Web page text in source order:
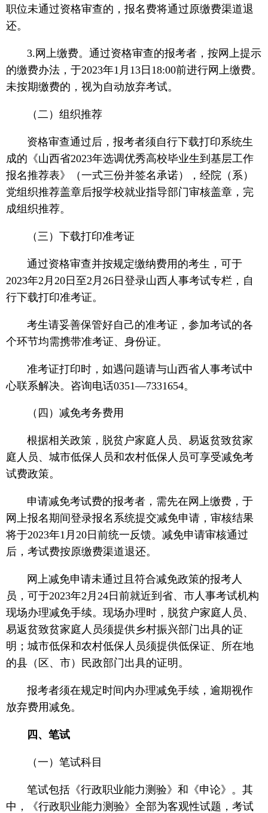
职位未通过资格审查的，报名费将通过原缴费渠道退
还。
3.网上缴费。通过资格审查的报考者，按网上提示
的缴费办法，于2023年1月13日18:00前进行网上缴费。
未按期缴费的，视为自动放弃考试。
（二）组织推荐
资格审查通过后，报考者须自行下载打印系统生
成的《山西省2023年选调优秀高校毕业生到基层工作
报名推荐表》（一式三份并签名承诺），经院（系）
党组织推荐盖章后报学校就业指导部门审核盖章，完
成组织推荐。
（三）下载打印准考证
通过资格审查并按规定缴纳费用的考生，可于
2023年2月20日至2月26日登录山西人事考试专栏，自
行下载打印准考证。
考生请妥善保管好自己的准考证，参加考试的各
个环节均需携带准考证、身份证。
准考证打印时，如遇问题请与山西省人事考试中
心联系解决。咨询电话0351—7331654。
（四）减免考务费用
根据相关政策，脱贫户家庭人员、易返贫致贫家
庭人员、城市低保人员和农村低保人员可享受减免考
试费政策。
申请减免考试费的报考者，需先在网上缴费，于
网上报名期间登录报名系统提交减免申请，审核结果
将于2023年1月20日前统一反馈。减免申请审核通过
后，考试费按原缴费渠道退还。
网上减免申请未通过且符合减免政策的报考人
员，可于2023年2月24日前就近到省、市人事考试机构
现场办理减免手续。现场办理时，脱贫户家庭人员、
易返贫致贫家庭人员须提供乡村振兴部门出具的证
明；城市低保和农村低保人员须提供低保证、所在地
的县（区、市）民政部门出具的证明。
报考者须在规定时间内办理减免手续，逾期视作
放弃费用减免。
四、笔试
（一）笔试科目
笔试包括《行政职业能力测验》和《申论》。其
中，《行政职业能力测验》全部为客观性试题，考试